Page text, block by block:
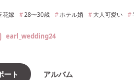
花嫁 28〜30歳 ホテル婚 大人可愛い
earl_wedding24
ート アルバム